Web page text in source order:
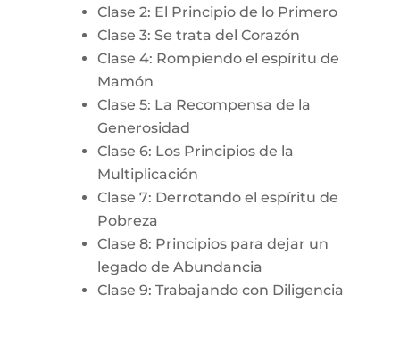
Clase 2: El Principio de lo Primero
Clase 3: Se trata del Corazón
Clase 4: Rompiendo el espíritu de
Mamón
Clase 5: La Recompensa de la
Generosidad
Clase 6: Los Principios de la
Multiplicación
Clase 7: Derrotando el espíritu de
Pobreza
Clase 8: Principios para dejar un
legado de Abundancia
Clase 9: Trabajando con Diligencia